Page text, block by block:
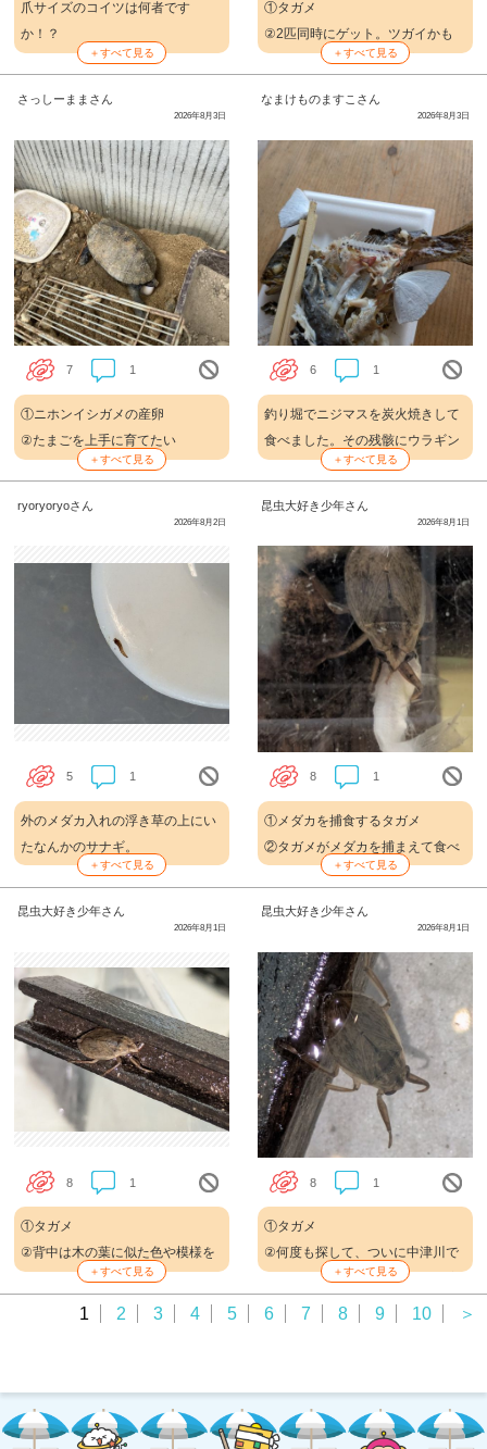
爪サイズのコイツは何者です
か！？
私のノートにとまって離れようと
＋すべて見る
①タガメ
②2匹同時にゲット。ツガイかも
しれないので、たまごを産んでく
③第7弾トキメキフォトコンテス
＋すべて見る
さっしーままさん
2026年8月3日
7 1
①ニホンイシガメの産卵
②たまごを上手に育てたい
③第7弾トキメキフォトコンテス
＋すべて見る
なまけものますこさん
2026年8月3日
6 1
釣り堀でニジマスを炭火焼きして
食べました。その残骸にウラギン
シジミが群れてきました。魚のお
魚を餌にするとは驚きでした！
＋すべて見る
ryoryoryoさん
2026年8月2日
5 1
外のメダカ入れの浮き草の上にい
たなんかのサナギ。
＋すべて見る
昆虫大好き少年さん
2026年8月1日
8 1
①メダカを捕食するタガメ
②タガメがメダカを捕まえて食べ
ていて、とても迫力がありまし
③トキメキフォトコンテスト
＋すべて見る
昆虫大好き少年さん
2026年8月1日
8 1
①タガメ
②背中は木の葉に似た色や模様を
していて、敵や獲物に見つかりに
くい工夫がされているみたいで
＋すべて見る
昆虫大好き少年さん
2026年8月1日
8 1
①タガメ
②何度も探して、ついに中津川で
念願のタガメに出会えました。実
際に見ると迫力があり、とても感
＋すべて見る
1 2 3 4 5 6 7 8 9 10 ＞